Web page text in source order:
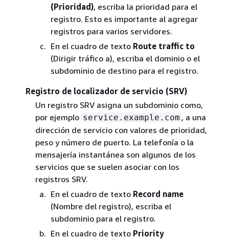
(Prioridad), escriba la prioridad para el
registro. Esto es importante al agregar
registros para varios servidores.
En el cuadro de texto Route traffic to
(Dirigir tráfico a), escriba el dominio o el
subdominio de destino para el registro.
Registro de localizador de servicio (SRV)
Un registro SRV asigna un subdominio como,
por ejemplo service.example.com , a una
dirección de servicio con valores de prioridad,
peso y número de puerto. La telefonía o la
mensajería instantánea son algunos de los
servicios que se suelen asociar con los
registros SRV.
En el cuadro de texto Record name
(Nombre del registro), escriba el
subdominio para el registro.
En el cuadro de texto Priority